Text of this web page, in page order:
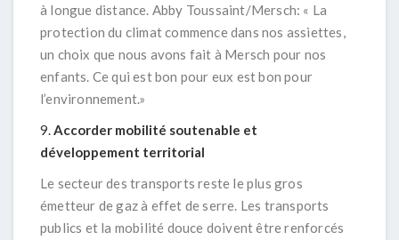
à longue distance. Abby Toussaint/Mersch: « La
protection du climat commence dans nos assiettes,
un choix que nous avons fait à Mersch pour nos
enfants. Ce qui est bon pour eux est bon pour
l’environnement.»
Accorder mobilité soutenable et
développement territorial
Le secteur des transports reste le plus gros
émetteur de gaz à effet de serre. Les transports
publics et la mobilité douce doivent être renforcés